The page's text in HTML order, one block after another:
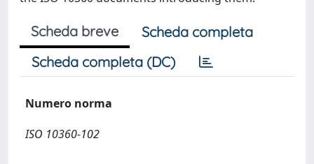
Scheda breve
Scheda completa
Scheda completa (DC)
Numero norma
ISO 10360-102